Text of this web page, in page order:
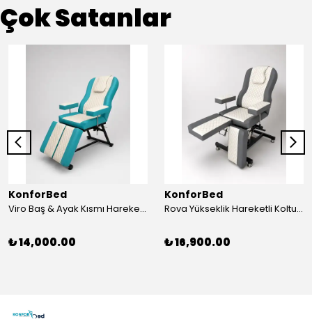
Çok Satanlar
KonforBed
Viro Baş & Ayak Kısmı Hareketli Koltuk Çift Bacaklı
₺ 14,000.00
KonforBed
Rova Yükseklik Hareketli Koltuk (Hidrolik) Beyaz-Gri
₺ 16,900.00